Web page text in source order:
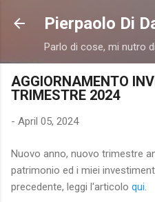
Skip to
Pierpaolo Di
Parlo di cose, mi nutro
AGGIORNAMENTO
TRIMESTRE 2024
- April 05, 2024
Nuovo anno, nuovo trimestre
patrimonio ed i miei
precedente, leggi l'articolo qui